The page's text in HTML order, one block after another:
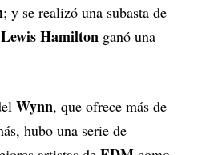
; y se realizó una subasta de
Lewis Hamilton ganó una
Wynn, que ofrece más de
hubo una serie de